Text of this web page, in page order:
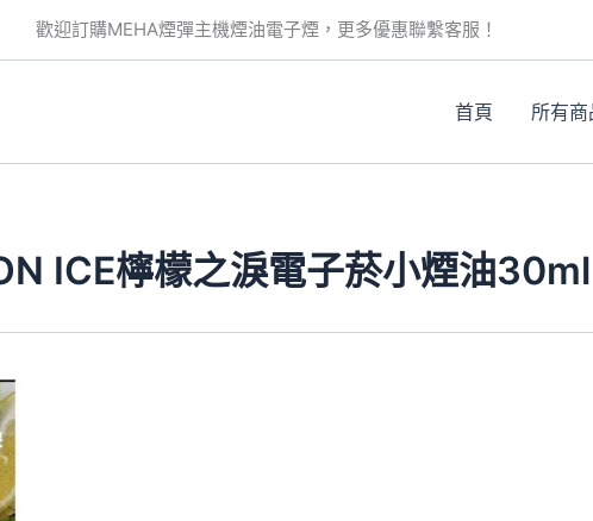
歡迎訂購MEHA煙彈主機煙油電子煙，更多優惠聯繫客服！
首頁 所有商
ICE檸檬之淚電子菸小煙油30ml